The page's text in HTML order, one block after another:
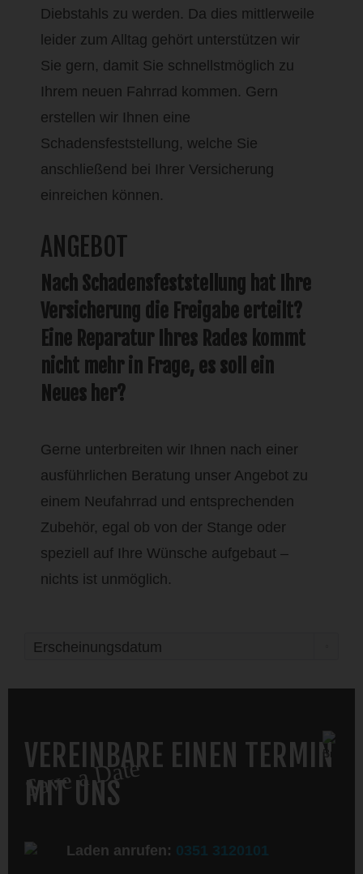
Diebstahls zu werden. Da dies mittlerweile
leider zum Alltag gehört unterstützen wir
Sie gern, damit Sie schnellstmöglich zu
Ihrem neuen Fahrrad kommen. Gern
erstellen wir Ihnen eine
Schadensfeststellung, welche Sie
anschließend bei Ihrer Versicherung
einreichen können.
ANGEBOT
Nach Schadensfeststellung hat Ihre
Versicherung die Freigabe erteilt?
Eine Reparatur Ihres Rades kommt
nicht mehr in Frage, es soll ein
Neues her?
Gerne unterbreiten wir Ihnen nach einer
ausführlichen Beratung unser Angebot zu
einem Neufahrrad und entsprechenden
Zubehör, egal ob von der Stange oder
speziell auf Ihre Wünsche aufgebaut –
nichts ist unmöglich.
Save a Date
VEREINBARE EINEN TERMIN
MIT UNS
Laden anrufen: 0351 3120101